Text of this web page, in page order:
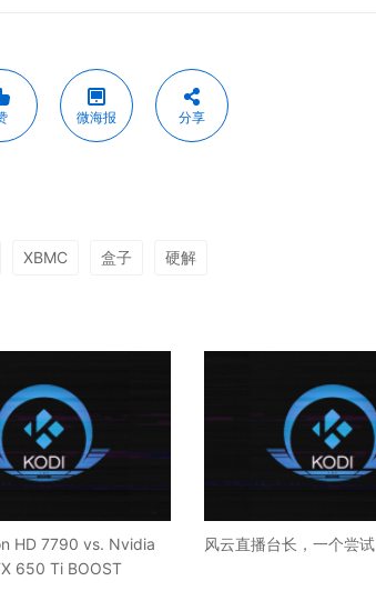
微海报 分享
XBMC 盒子 硬解
HD 7790 vs. Nvidia
650 Ti BOOST
风云直播台长，一个尝试